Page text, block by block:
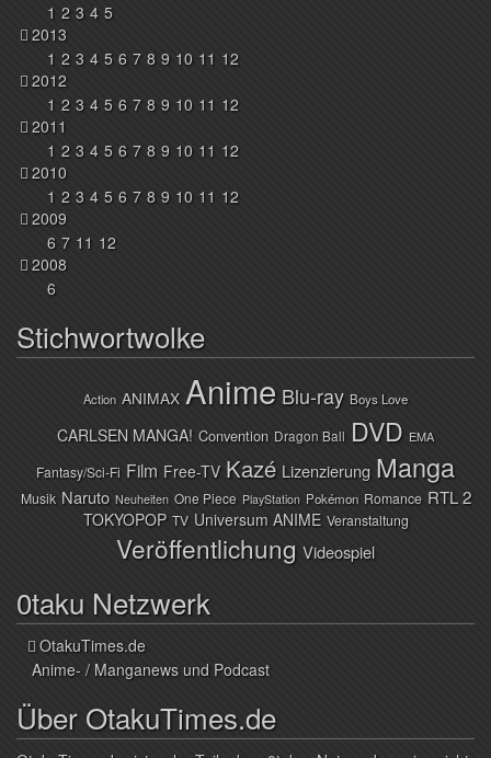
1 2 3 4 5
2013
1 2 3 4 5 6 7 8 9 10 11 12
2012
1 2 3 4 5 6 7 8 9 10 11 12
2011
1 2 3 4 5 6 7 8 9 10 11 12
2010
1 2 3 4 5 6 7 8 9 10 11 12
2009
6 7 11 12
2008
6
Stichwortwolke
Action ANIMAX Anime Blu-ray Boys Love
CARLSEN MANGA! Convention Dragon Ball DVD EMA
Fantasy/Sci-Fi Film Free-TV Kazé Lizenzierung Manga
Musik Naruto Neuheiten One Piece PlayStation Pokémon Romance RTL 2
TOKYOPOP TV Universum ANIME Veranstaltung
Veröffentlichung Videospiel
0taku Netzwerk
OtakuTimes.de
Anime- / Manganews und Podcast
Über OtakuTimes.de